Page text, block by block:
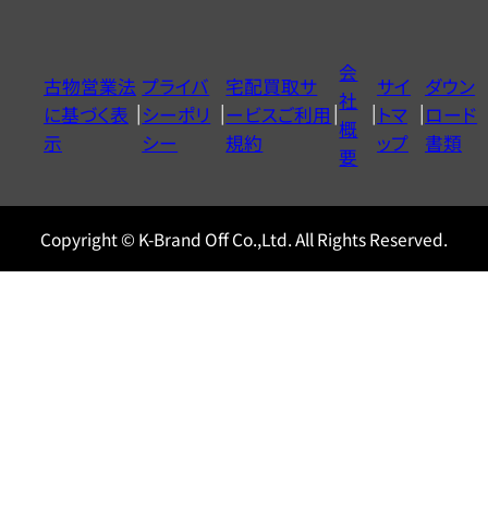
ヤ
ル
0120604117
古物営業法
に基づく表
示
プライバ
シーポリ
シー
宅配買取サ
ービスご利用
規約
会
社
概
要
サイ
トマ
ップ
ダウン
ロード
書類
Copyright © K-Brand Off Co.,Ltd. All Rights Reserved.